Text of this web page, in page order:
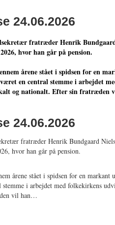
24.06.2026
fratræder Henrik
hvor han går på pension.
årene stået i spidsen for en
en central stemme i arbejdet
og nationalt. Efter sin fratræden
24.06.2026
fratræder Henrik Bundgaard
hvor han går på pension.
årene stået i spidsen for en markant
i arbejdet med folkekirkens
vil han…